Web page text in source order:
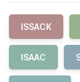
ISSACK
ISAAC